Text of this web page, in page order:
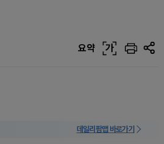
요약 가
데일리팜맵 바로가기